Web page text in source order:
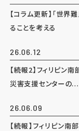
【コラム更新】「世
ることを考える
26.06.12
【続報2】フィリピン
災害支援センターの...
26.06.09
【続報】フィリピン